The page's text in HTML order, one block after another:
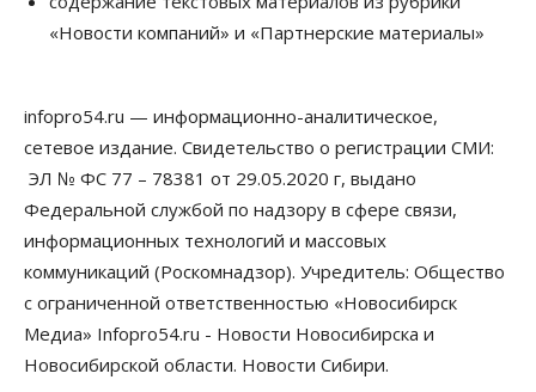
Новосибирской области, но режима ЧС не будет
07 Августа 2026, 10:00
выстраивают системы защиты от атак БПЛА
07 Августа 2026, 09:00
По «Сибэлектротерму» выдали исполнительные
листы на полмиллиарда рублей
07 Августа 2026, 08:00
Бизнес Власть Медицина Общество
Искусственный интеллект предлагают
привлекать к разработке новых лекарств в
России
«Новости компаний» и «Партнерские материалы»
infopro54.ru — информационно-аналитическое,
сетевое издание. Свидетельство о регистрации СМИ:
ЭЛ № ФС 77 – 78381 от 29.05.2020 г, выдано
Федеральной службой по надзору в сфере связи,
информационных технологий и массовых
коммуникаций (Роскомнадзор). Учредитель: Общество
с ограниченной ответственностью «Новосибирск
Медиа» Infopro54.ru - Новости Новосибирска и
Новосибирской области. Новости Сибири.